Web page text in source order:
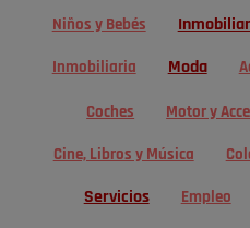
Niños y Bebés
Inmobiliaria Moda
Coches Motor y
Cine, Libros y Música
Servicios Empleo